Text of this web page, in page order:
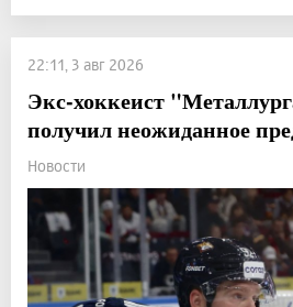
22:11, 3 авг 2026
Экс-хоккеист
получил неожиданное
Новости